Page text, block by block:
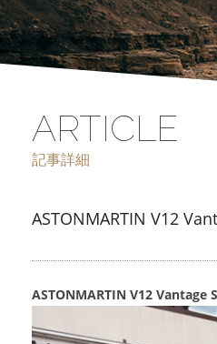
ARTICLE
記事詳細
ASTONMARTIN V12
ASTONMARTIN V12 Vantage